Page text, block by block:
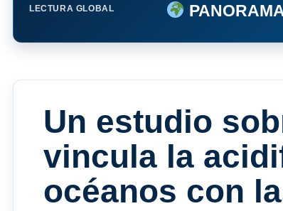
LECTURA GLOBAL
Un estudio
vincula la
océanos con